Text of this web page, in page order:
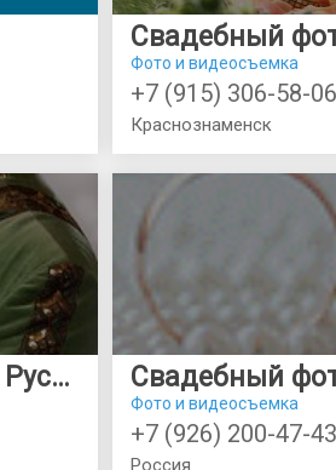
Фото и видеосъемка
+7 (915) 306-58-06
Краснознаменск
Фотограф Мордвинов Руслан
Фото и видеосъемка
+7 (926) 200-47-43
Россия